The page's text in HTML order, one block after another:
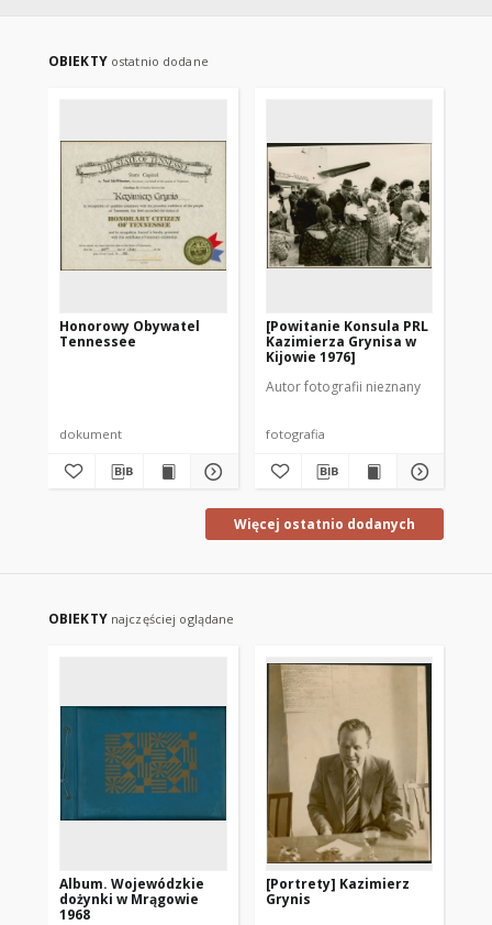
OBIEKTY ostatnio dodane
Honorowy Obywatel
Tennessee
dokument
[Powitanie Konsula PRL
Kazimierza Grynisa w
Kijowie 1976]
Autor fotografii nieznany
fotografia
Więcej ostatnio dodanych
OBIEKTY najczęściej oglądane
Album. Wojewódzkie
dożynki w Mrągowie
1968
[Portrety] Kazimierz
Grynis